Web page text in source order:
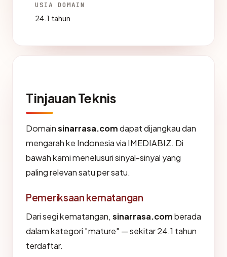
USIA DOMAIN
24.1 tahun
Tinjauan Teknis
Domainsinarrasa.comdapat dijangkau dan
mengarah ke Indonesia via IMEDIABIZ. Di
bawah kami menelusuri sinyal-sinyal yang
paling relevan satu per satu.
Pemeriksaan kematangan
Dari segi kematangan, sinarrasa.comberada
dalam kategori "mature" — sekitar 24.1 tahun
terdaftar.